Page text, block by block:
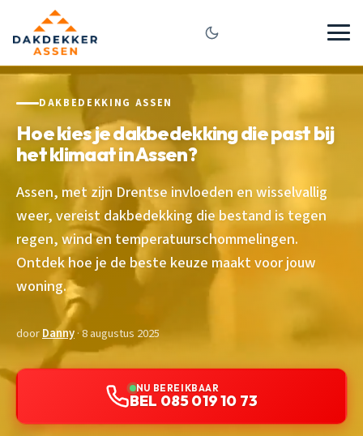
DAKBEDEKKING ASSEN
Hoe kies je dakbedekking die past bij
het klimaat in Assen?
Assen, met zijn Drentse invloeden en wisselvallig
weer, vereist dakbedekking die bestand is tegen
regen, wind en temperatuurschommelingen.
Ontdek hoe je de beste keuze maakt voor jouw
woning.
doorDanny· 8 augustus 2025
NU BEREIKBAAR
BEL 085 019 10 73